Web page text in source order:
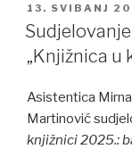
POSTED
ON
13. SVIBANJ
„Knjižnica u
Asistentica Mirna
Martinović
knjižnici 2025.: